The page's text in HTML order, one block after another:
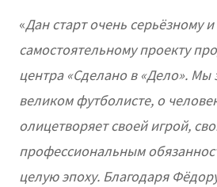
«Дан старт очень серьёзному
самостоятельному проекту
центра «Сделано в «Дело».
великом футболисте, о
олицетворяет своей игрой,
профессиональным
целую эпоху. Благодаря